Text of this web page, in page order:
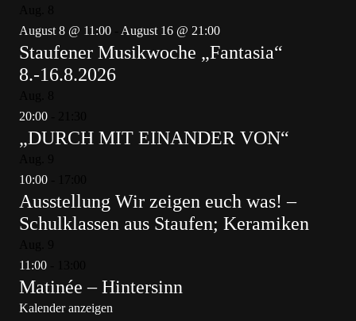
August 8 @ 11:00
August 16 @ 21:00
Staufener Musikwoche „Fantasia“
8.-16.8.2026
20:00
„DURCH MIT EINANDER VON“
10:00
Ausstellung Wir zeigen euch was! –
Schulklassen aus Staufen; Keramiken
11:00
Matinée – Hintersinn
Kalender anzeigen